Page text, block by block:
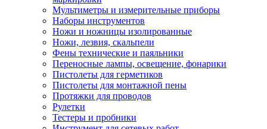
Мультиметры и измерительные приборы
Наборы инструментов
Ножи и ножницы изолированные
Ножи, лезвия, скальпели
Фены технические и паяльники
Переносные лампы, освещение, фонарики
Пистолеты для герметиков
Пистолеты для монтажной пены
Протяжки для проводов
Рулетки
Тестеры и пробники